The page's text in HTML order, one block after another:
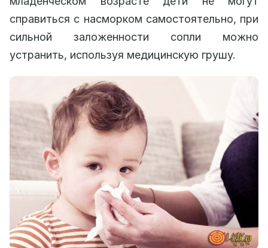
справиться с насморком самостоятельно, при
сильной заложенности сопли можно
устранить, используя медицинскую грушу.